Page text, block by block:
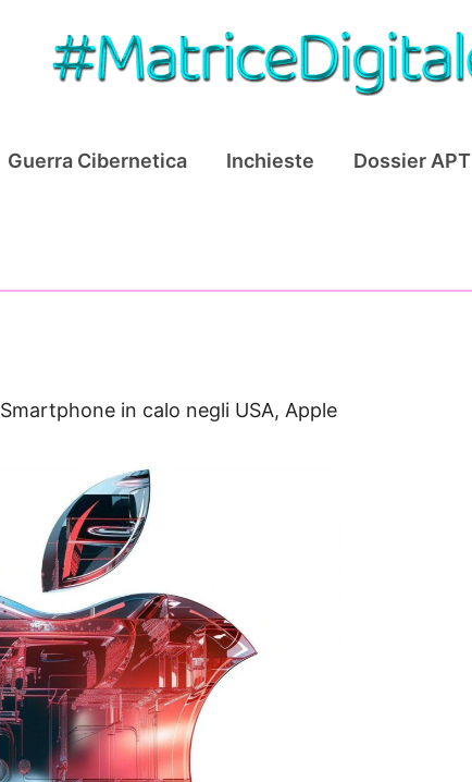
Guerra Cibernetica Inchieste Dossier APT
Smartphone in calo negli USA, Apple